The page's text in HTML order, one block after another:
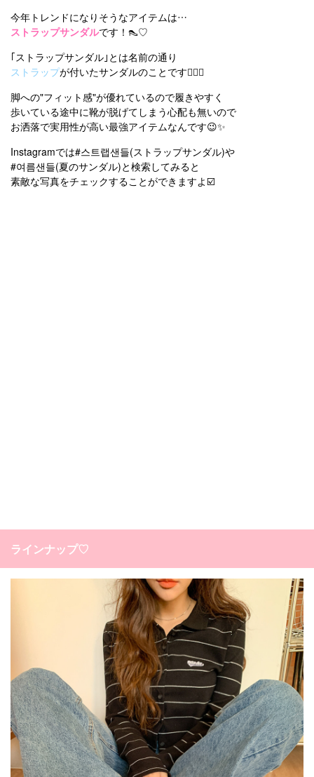
今年トレンドになりそうなアイテムは…
ストラップサンダルです！👠♡
｢ストラップサンダル｣とは名前の通り
ストラップが付いたサンダルのことです💁🏻‍♀️
脚への"フィット感"が優れているので履きやすく
歩いている途中に靴が脱げてしまう心配も無いので
お洒落で実用性が高い最強アイテムなんです😉✨
Instagramでは#스트랩샌들(ストラップサンダル)や
#여름샌들(夏のサンダル)と検索してみると
素敵な写真をチェックすることができますよ☑️
ラインナップ♡